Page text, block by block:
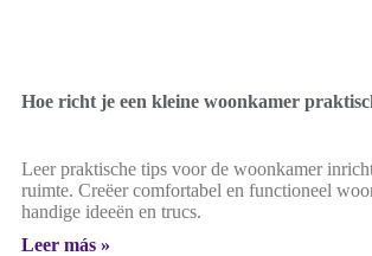
Hoe richt je een kleine woonkamer
Leer praktische tips voor de woonkamer
ruimte. Creëer comfortabel en functioneel
handige ideeën en trucs.
Leer más »